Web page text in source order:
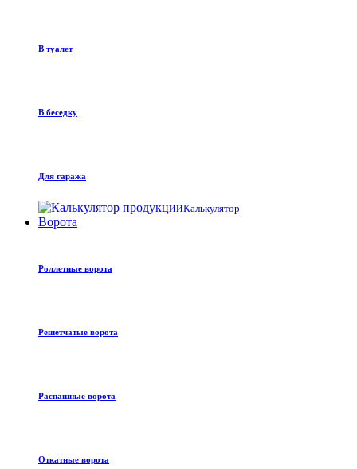
В туалет
В беседку
Для гаража
Калькулятор
Ворота
Роллетные ворота
Решетчатые ворота
Распашные ворота
Откатные ворота